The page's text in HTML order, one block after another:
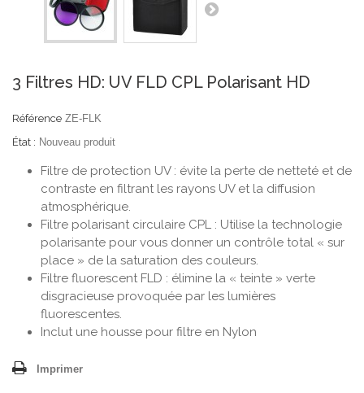
3 Filtres HD: UV FLD CPL Polarisant HD
Référence ZE-FLK
État : Nouveau produit
Filtre de protection UV : évite la perte de netteté et de
contraste en filtrant les rayons UV et la diffusion
atmosphérique.
Filtre polarisant circulaire CPL : Utilise la technologie
polarisante pour vous donner un contrôle total « sur
place » de la saturation des couleurs.
Filtre fluorescent FLD : élimine la « teinte » verte
disgracieuse provoquée par les lumières
fluorescentes.
Inclut une housse pour filtre en Nylon
Imprimer